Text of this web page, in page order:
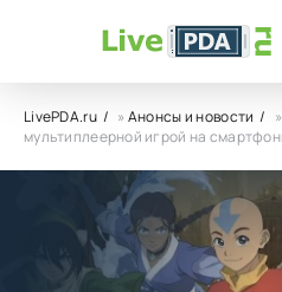
LivePDA.ru »Анонсы и новости
мультиплеерной игрой на
«Легенда об Аанге»
мультиплеерной